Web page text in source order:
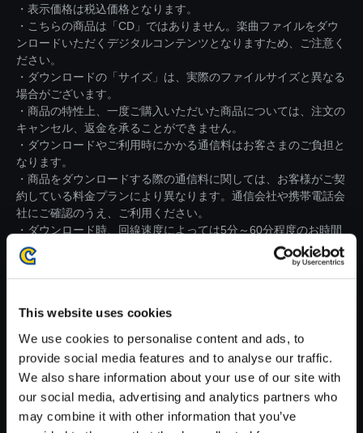
This website uses cookies
We use cookies to personalise content and ads, to
provide social media features and to analyse our traffic.
We also share information about your use of our site with
our social media, advertising and analytics partners who
may combine it with other information that you’ve
・表示価格は税込価格となります。
・こちらの商品は「CD」ではありません。楽曲ファイルをダウ
ンロードいただくデジタルコンテンツとなりますため、ご注意く
ださい。
・ダウンロードの「サイズ」は、実際のファイルサイズと異なる
場合がございます。
・商品の特性上、一度ご購入いただいた商品については、注文の
キャンセル、返金を承ることができません。
・ダウンロードやご利用時にかかる通信料はお客さまのご負担と
なります。
・商品をダウンロードする際の通信料に関しては、お客様がご契
約している料金プランにより異なります。通信会社や携帯電話会
社にご確認のうえ、ご利用ください。
・ダウンロード時、回線速度によっては5分～60分程度のお時間
がかかる場合がございます。
※ご購入いただいたファイルのダウンロードの際には、通信環境
が安定しているWifi環境でお試しください。
【単曲】モンスターハンター3
（tri-） オリジナル・サウンドト